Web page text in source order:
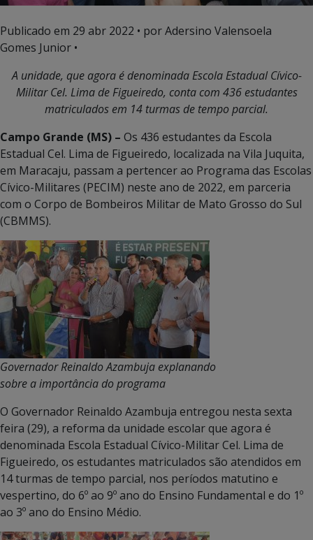
Publicado em 29 abr 2022 • por Adersino Valensoela
Gomes Junior •
A unidade, que agora é denominada Escola Estadual Cívico-
Militar Cel. Lima de Figueiredo, conta com 436 estudantes
matriculados em 14 turmas de tempo parcial.
Campo Grande (MS) – Os 436 estudantes da Escola
Estadual Cel. Lima de Figueiredo, localizada na Vila Juquita,
em Maracaju, passam a pertencer ao Programa das Escolas
Cívico-Militares (PECIM) neste ano de 2022, em parceria
com o Corpo de Bombeiros Militar de Mato Grosso do Sul
(CBMMS).
Governador Reinaldo Azambuja explanando
sobre a importância do programa
O Governador Reinaldo Azambuja entregou nesta sexta
feira (29), a reforma da unidade escolar que agora é
denominada Escola Estadual Cívico-Militar Cel. Lima de
Figueiredo, os estudantes matriculados são atendidos em
14 turmas de tempo parcial, nos períodos matutino e
vespertino, do 6º ao 9º ano do Ensino Fundamental e do 1º
ao 3º ano do Ensino Médio.